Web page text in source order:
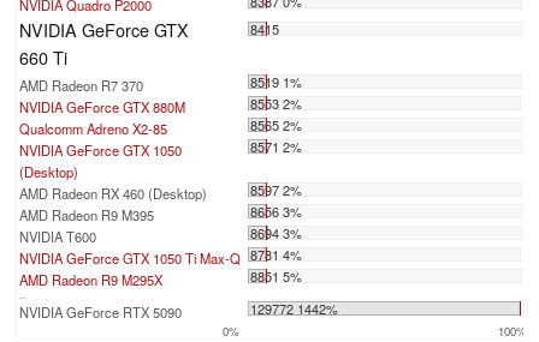
NVIDIA Quadro P2000
NVIDIA GeForce GTX
660 Ti
8415
AMD Radeon R7 370
8519 1%
NVIDIA GeForce GTX 880M
8553 2%
Qualcomm Adreno X2-85
8565 2%
NVIDIA GeForce GTX 1050
(Desktop)
8571 2%
AMD Radeon RX 460 (Desktop)
8597 2%
AMD Radeon R9 M395
8656 3%
NVIDIA T600
8694 3%
NVIDIA GeForce GTX 1050 Ti Max-Q 8781 4%
AMD Radeon R9 M295X
8851 5%
...
NVIDIA GeForce RTX 5090 129772 1442%
0% 100%